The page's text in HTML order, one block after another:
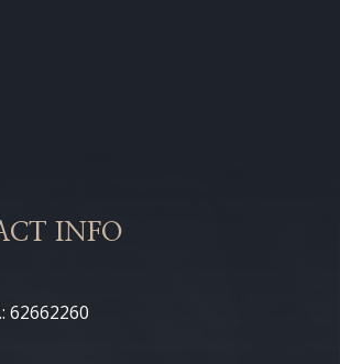
INFO
62662260